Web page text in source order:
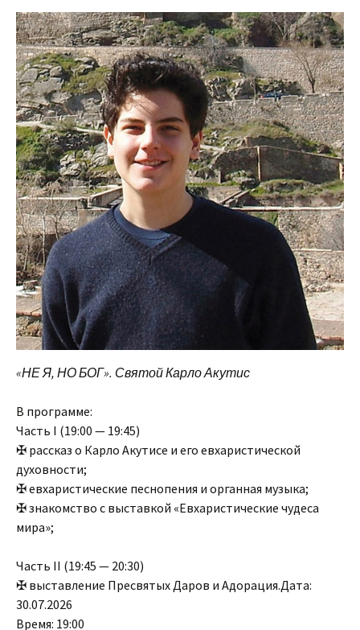
«НЕ Я, НО БОГ». Святой Карло Акутис
В программе:
Часть I (19:00 — 19:45)
✠ рассказ о Карло Акутисе и его евхаристической
духовности;
✠ евхаристические песнопения и органная музыка;
✠ знакомство с выставкой «Евхаристические чудеса
мира»;
Часть II (19:45 — 20:30)
✠ выставление Пресвятых Даров и Адорация.Дата:
30.07.2026
Время: 19:00